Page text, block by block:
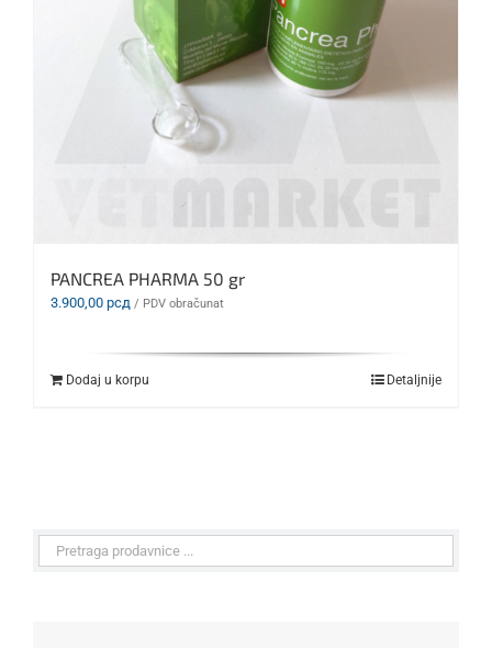
PANCREA PHARMA 50 gr
3.900,00 рсд / PDV obračunat
Dodaj u korpu Detaljnije